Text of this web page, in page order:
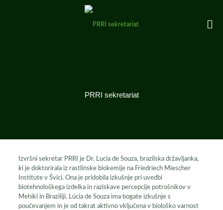
PRRI sekretariat
Izvršni sekretar PRRI je Dr. Lucia de Souza, brazilska državljanka,
ki je doktorirala iz rastlinske biokemije na Friedriech Miescher
Institute v Švici. Ona je pridobila izkušnje pri uvedbi
biotehnološkega izdelka in raziskave percepcije potrošnikov v
Mehiki in Braziliji. Lúcia de Souza ima bogate izkušnje s
poučevanjem in je od takrat aktivno vključena v biološko varnost